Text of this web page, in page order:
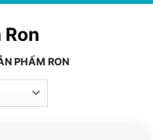
Ron
PHẨM RON